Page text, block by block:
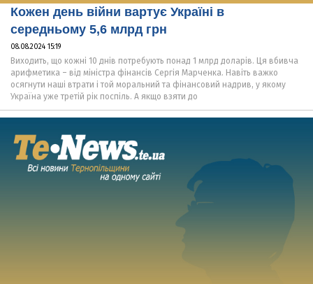
Кожен день війни вартує Україні в
середньому 5,6 млрд грн
08.08.2024 15:19
Виходить, що кожні 10 днів потребують понад 1 млрд доларів. Ця вбивча
арифметика – від міністра фінансів Сергія Марченка. Навіть важко
осягнути наші втрати і той моральний та фінансовий надрив, у якому
Україна уже третій рік поспіль. А якщо взяти до